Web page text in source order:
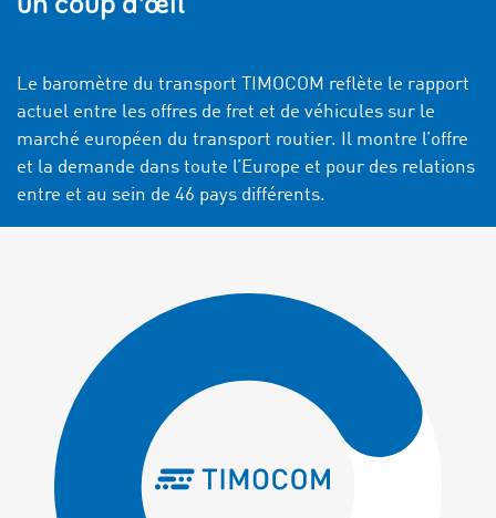
Le baromètre du transport TIMOCOM reflète le rapport
actuel entre les offres de fret et de véhicules sur le
marché européen du transport routier. Il montre l’offre
et la demande dans toute l’Europe et pour des relations
entre et au sein de 46 pays différents.